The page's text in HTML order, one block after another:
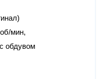
мин,
обдувом